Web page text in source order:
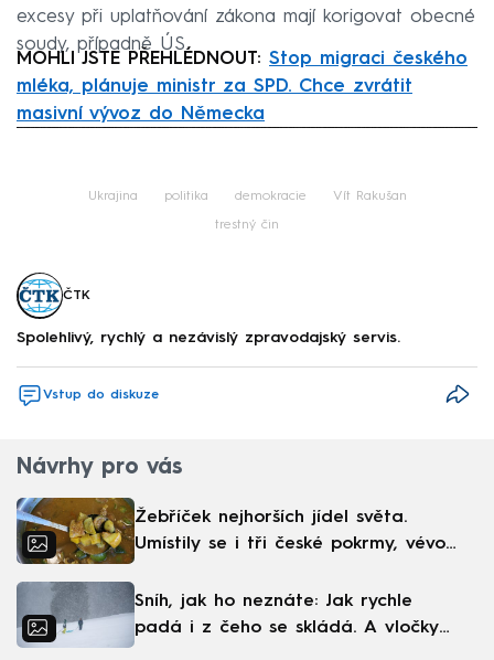
excesy při uplatňování zákona mají korigovat obecné
soudy, případně ÚS.
MOHLI JSTE PŘEHLÉDNOUT: Stop migraci českého
mléka, plánuje ministr za SPD. Chce zvrátit
masivní vývoz do Německa
Ukrajina politika demokracie Vít Rakušan
trestný čin
ČTK
Spolehlivý, rychlý a nezávislý zpravodajský servis.
Vstup do diskuze
Návrhy pro vás
Žebříček nejhorších jídel světa.
Umístily se i tři české pokrmy, vévodí
Sníh, jak ho neznáte: Jak rychle
padá i z čeho se skládá. A vločky